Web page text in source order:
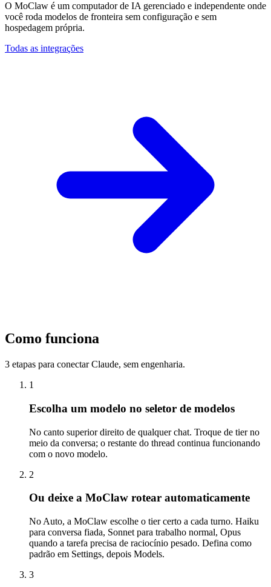
O MoClaw é um computador de IA gerenciado e independente onde
você roda modelos de fronteira sem configuração e sem
hospedagem própria.
Todas as integrações
Como funciona
3 etapas para conectar Claude, sem engenharia.
1
Escolha um modelo no seletor de modelos
No canto superior direito de qualquer chat. Troque de tier no
meio da conversa; o restante do thread continua funcionando
com o novo modelo.
2
Ou deixe a MoClaw rotear automaticamente
No Auto, a MoClaw escolhe o tier certo a cada turno. Haiku
para conversa fiada, Sonnet para trabalho normal, Opus
quando a tarefa precisa de raciocínio pesado. Defina como
padrão em Settings, depois Models.
3